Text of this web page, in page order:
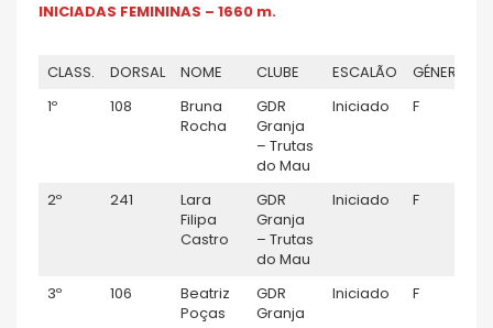
INICIADAS FEMININAS – 1660 m.
CLASS. DORSAL NOME CLUBE ESCALÃO GÉNERO
1º
108
Bruna
Rocha
GDR
Granja
– Trutas
do Mau
Iniciado F
2º 241
Lara
Filipa
Castro
GDR
Granja
– Trutas
do Mau
Iniciado F
3º 106
Beatriz
Poças
GDR
Granja
Iniciado F